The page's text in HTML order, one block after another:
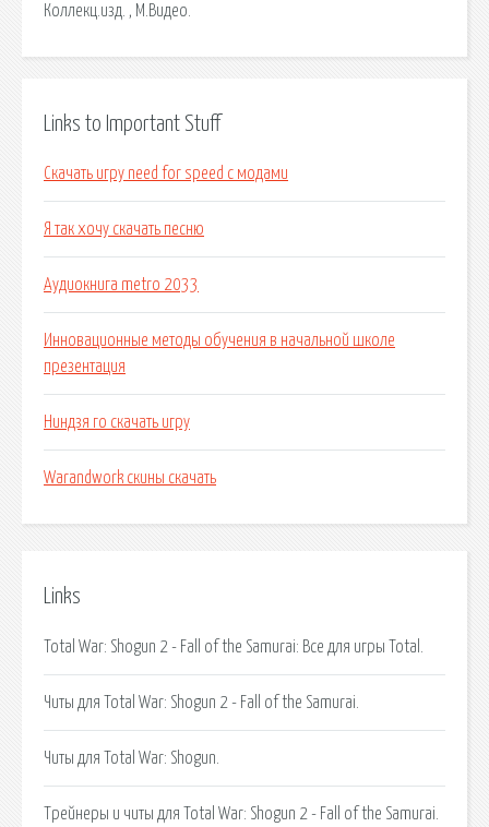
Коллекц.изд. , М.Видео.
Links to Important Stuff
Скачать игру need for speed с модами
Я так хочу скачать песню
Аудиокнига metro 2033
Инновационные методы обучения в начальной школе
презентация
Ниндзя го скачать игру
Warandwork скины скачать
Links
Total War: Shogun 2 - Fall of the Samurai: Все для игры Total.
Читы для Total War: Shogun 2 - Fall of the Samurai.
Читы для Total War: Shogun.
Трейнеры и читы для Total War: Shogun 2 - Fall of the Samurai.